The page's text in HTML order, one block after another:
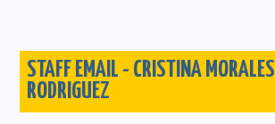
STAFF EMAIL - CRISTINA MORALES
RODRIGUEZ